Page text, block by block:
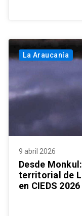
La Araucanía
9 abril 2026
Desde
territorial de
en CIEDS 2026